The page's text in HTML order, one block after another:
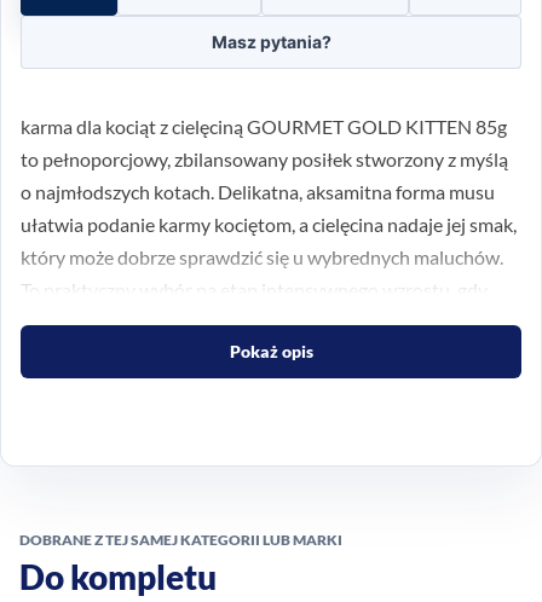
Masz pytania?
karma dla kociąt z cielęciną GOURMET GOLD KITTEN 85g
to pełnoporcjowy, zbilansowany posiłek stworzony z myślą
o najmłodszych kotach. Delikatna, aksamitna forma musu
ułatwia podanie karmy kociętom, a cielęcina nadaje jej smak,
który może dobrze sprawdzić się u wybrednych maluchów.
To praktyczny wybór na etap intensywnego wzrostu, gdy
liczy się wygodna forma i dopasowanie do potrzeb
żywieniowych młodego kota.
małych kociąt
jedzenia dla kociąt. Taka forma może być pomocna zwłaszcza
wtedy, gdy szukasz karmy o łagodnej, łatwej do podania
Pokaż opis
DOBRANE Z TEJ SAMEJ KATEGORII LUB MARKI
Do kompletu